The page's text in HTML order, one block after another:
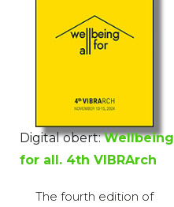
Digital obert: Wellbeing
for all. 4th VIBRArch
The fourth edition of